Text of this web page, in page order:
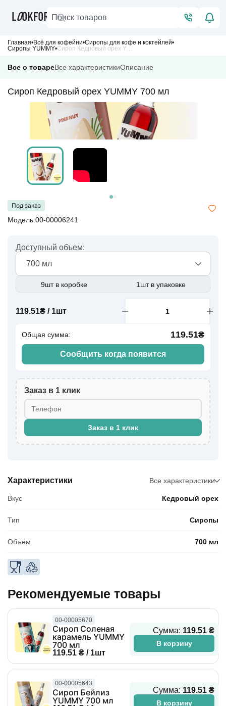
Главная Всё для кофейни Сиропы для кофе и коктейлей
Сиропы YUMMY
Сироп Кедровый орех YUMMY 700 мл
Все о товареВсе характеристикиОписание
Сироп Кедровый орех YUMMY 700 мл
Под заказ
Модель:00-00006241
Доступный объем:
700 мл
9шт в коробке 1шт в упаковке
119.51₴ / 1шт
Общая сумма: 119.51₴
Сообщить когда появится
Заказ в 1 клик
Заказ в 1 клик
Характеристики Все характеристики
Вкус Кедровый орех
Тип Сиропы
Объём 700 мл
Рекомендуемые товары
00-00005670
Сироп Соленая
карамель YUMMY
700 мл
119.51 ₴ / 1шт
Сумма: 119.51 ₴
В корзину
00-00005643
Сироп Бейлиз
YUMMY 700 мл
Сумма: 119.51 ₴
В корзину